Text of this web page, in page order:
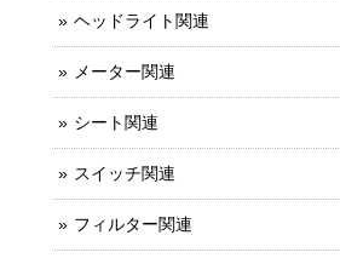
ヘッドライト関連
メーター関連
シート関連
スイッチ関連
フィルター関連